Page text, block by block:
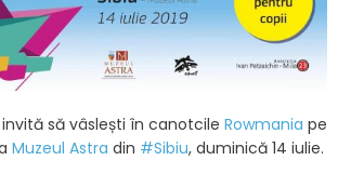
să vâslești în canotcile Rowmania pe
Muzeul Astra din #Sibiu, duminică 14 iulie.